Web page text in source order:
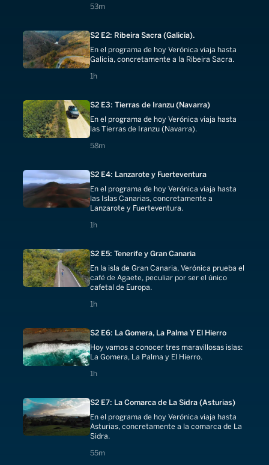
53m
53 minutes
S2 E2: Ribeira Sacra (Galicia).
En el programa de hoy Verónica viaja hasta
Galicia, concretamente a la Ribeira Sacra.
1h
1 hours
S2 E3: Tierras de Iranzu (Navarra)
En el programa de hoy Verónica viaja hasta
las Tierras de Iranzu (Navarra).
58m
58 minutes
S2 E4: Lanzarote y Fuerteventura
En el programa de hoy Verónica viaja hasta
las Islas Canarias, concretamente a
Lanzarote y Fuerteventura.
1h
1 hours
S2 E5: Tenerife y Gran Canaria
En la isla de Gran Canaria, Verónica prueba el
café de Agaete, peculiar por ser el único
cafetal de Europa.
1h
1 hours
S2 E6: La Gomera, La Palma Y El Hierro
Hoy vamos a conocer tres maravillosas islas:
La Gomera, La Palma y El Hierro.
1h
1 hours
S2 E7: La Comarca de La Sidra (Asturias)
En el programa de hoy Verónica viaja hasta
Asturias, concretamente a la comarca de La
Sidra.
55m
55 minutes